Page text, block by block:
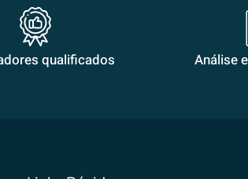
qualificados Análise